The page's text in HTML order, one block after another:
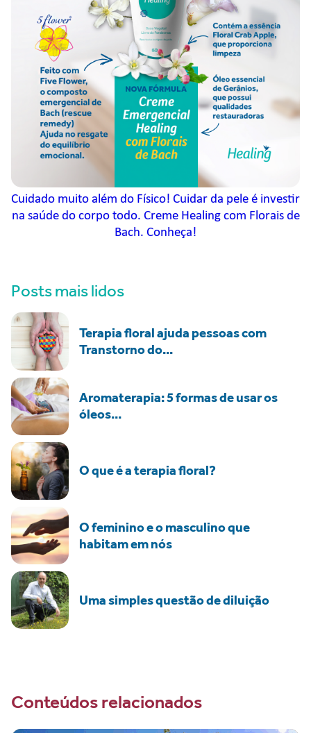
Cuidado muito além do Físico! Cuidar da pele é investir
na saúde do corpo todo. Creme Healing com Florais de
Bach. Conheça!
Posts mais lidos
Terapia floral ajuda pessoas com
Transtorno do...
Aromaterapia: 5 formas de usar os
óleos...
O que é a terapia floral?
O feminino e o masculino que
habitam em nós
Uma simples questão de diluição
Conteúdos relacionados